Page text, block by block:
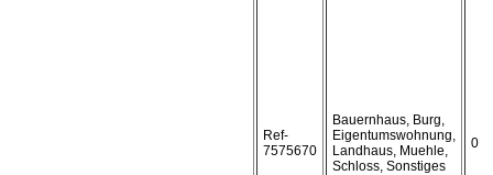
Ref-
7575670
Bauernhaus, Burg,
Eigentumswohnung,
Landhaus, Muehle,
Schloss, Sonstiges
0